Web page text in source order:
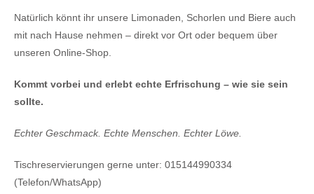
Natürlich könnt ihr unsere Limonaden, Schorlen und Biere auch
mit nach Hause nehmen – direkt vor Ort oder bequem über
unseren Online-Shop.
Kommt vorbei und erlebt echte Erfrischung – wie sie sein
sollte.
Echter Geschmack. Echte Menschen. Echter Löwe.
Tischreservierungen gerne unter: 015144990334
(Telefon/WhatsApp)